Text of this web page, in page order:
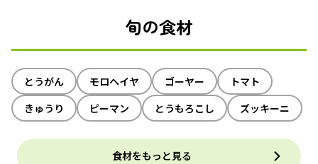
旬の食材
とうがん モロヘイヤ ゴーヤー
トマト
きゅうり
ピーマン とうもろこし ズッキーニ
食材をもっと見る